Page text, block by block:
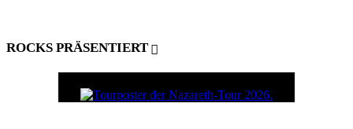
ROCKS PRÄSENTIERT